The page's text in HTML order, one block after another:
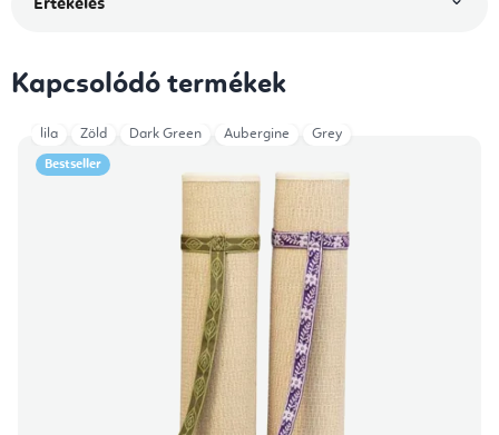
Értékelés
Kapcsolódó termékek
Bestseller
lila Zöld Dark Green Aubergine Grey